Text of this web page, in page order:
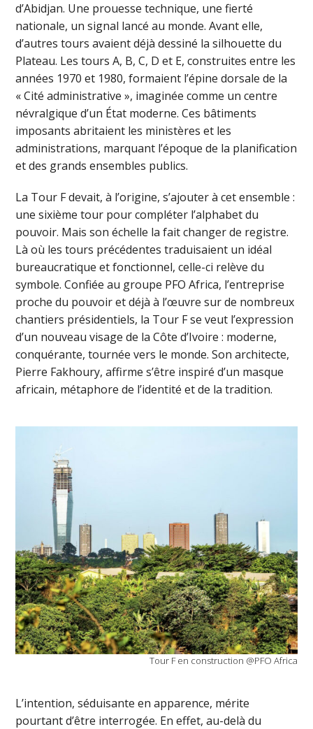
d’Abidjan. Une prouesse technique, une fierté
nationale, un signal lancé au monde. Avant elle,
d’autres tours avaient déjà dessiné la silhouette du
Plateau. Les tours A, B, C, D et E, construites entre les
années 1970 et 1980, formaient l’épine dorsale de la
« Cité administrative », imaginée comme un centre
névralgique d’un État moderne. Ces bâtiments
imposants abritaient les ministères et les
administrations, marquant l’époque de la planification
et des grands ensembles publics.
La Tour F devait, à l’origine, s’ajouter à cet ensemble :
une sixième tour pour compléter l’alphabet du
pouvoir. Mais son échelle la fait changer de registre.
Là où les tours précédentes traduisaient un idéal
bureaucratique et fonctionnel, celle-ci relève du
symbole. Confiée au groupe PFO Africa, l’entreprise
proche du pouvoir et déjà à l’œuvre sur de nombreux
chantiers présidentiels, la Tour F se veut l’expression
d’un nouveau visage de la Côte d’Ivoire : moderne,
conquérante, tournée vers le monde. Son architecte,
Pierre Fakhoury, affirme s’être inspiré d’un masque
africain, métaphore de l’identité et de la tradition.
Tour F en construction @PFO Africa
L’intention, séduisante en apparence, mérite
pourtant d’être interrogée. En effet, au-delà du